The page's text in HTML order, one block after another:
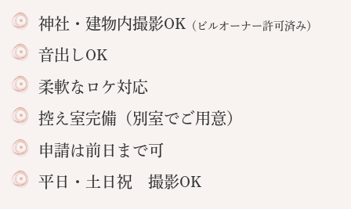
神社・建物内撮影OK （ビルオーナー許可済み）
音出しOK
柔軟なロケ対応
控え室完備（別室でご用意）
申請は前日まで可
平日・土日祝 撮影OK